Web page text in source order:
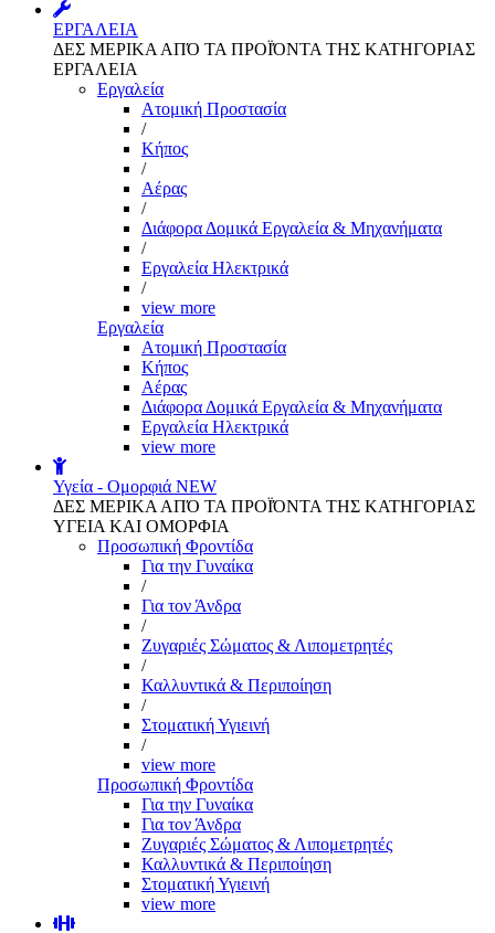
ΕΡΓΑΛΕΙΑ
ΔΕΣ ΜΕΡΙΚΑ ΑΠΌ ΤΑ ΠΡΟΪΌΝΤΑ ΤΗΣ ΚΑΤΗΓΟΡΙΑΣ
ΕΡΓΑΛΕΙΑ
Εργαλεία
Aτομική Προστασία
/
Kήπος
/
Αέρας
/
Διάφορα Δομικά Εργαλεία & Μηχανήματα
/
Εργαλεία Ηλεκτρικά
/
view more
Εργαλεία
Aτομική Προστασία
Kήπος
Αέρας
Διάφορα Δομικά Εργαλεία & Μηχανήματα
Εργαλεία Ηλεκτρικά
view more
Υγεία - Ομορφιά NEW
ΔΕΣ ΜΕΡΙΚΑ ΑΠΌ ΤΑ ΠΡΟΪΌΝΤΑ ΤΗΣ ΚΑΤΗΓΟΡΙΑΣ
ΥΓΕΙΑ ΚΑΙ ΟΜΟΡΦΙΑ
Προσωπική Φροντίδα
Για την Γυναίκα
/
Για τον Άνδρα
/
Ζυγαριές Σώματος & Λιπομετρητές
/
Καλλυντικά & Περιποίηση
/
Στοματική Υγιεινή
/
view more
Προσωπική Φροντίδα
Για την Γυναίκα
Για τον Άνδρα
Ζυγαριές Σώματος & Λιπομετρητές
Καλλυντικά & Περιποίηση
Στοματική Υγιεινή
view more